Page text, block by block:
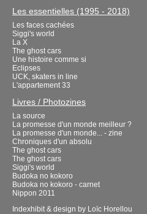
Les essentielles (1995 - 2018)
Les faces cachées
Siggi's world
La X
The ghost cars
Une histoire comme si
Eclipses
UCK, skaters in line
L'appartement 33
Livres / Photozines
La source
La promesse d'un monde meilleur ?
La promesse d'un monde... - zine
Chroniques d'un absolu
The ghost cars
The ghost cars
Siggi's world
Budoka no kokoro
Budoka no kokoro - carnet
Nippon 2011
Indexhibit& design by Loïc Horellou